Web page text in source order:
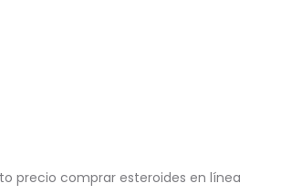
precio comprar esteroides en línea